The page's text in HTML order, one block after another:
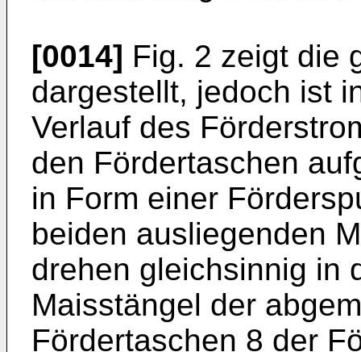
[0014] Fig. 2 zeigt die
dargestellt, jedoch ist
Verlauf des
den Fördertaschen
in Form einer
beiden ausliegenden
drehen gleichsinnig in
Maisstängel der
Fördertaschen 8 der